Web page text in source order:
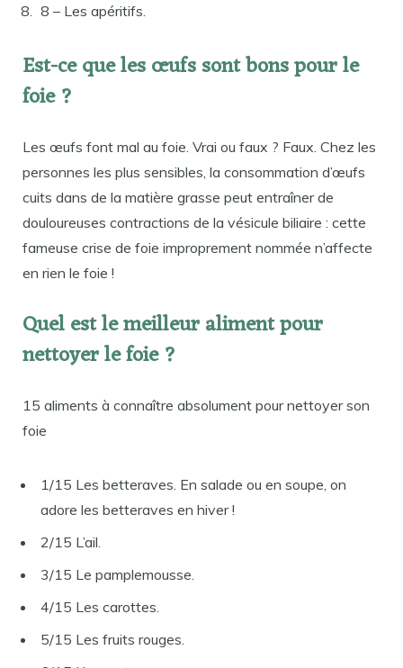
8 – Les apéritifs.
Est-ce que les œufs sont bons pour le
foie ?
Les œufs font mal au foie. Vrai ou faux ? Faux. Chez les
personnes les plus sensibles, la consommation d’œufs
cuits dans de la matière grasse peut entraîner de
douloureuses contractions de la vésicule biliaire : cette
fameuse crise de foie improprement nommée n’affecte
en rien le foie !
Quel est le meilleur aliment pour
nettoyer le foie ?
15 aliments à connaître absolument pour nettoyer son
foie
1/15 Les betteraves. En salade ou en soupe, on
adore les betteraves en hiver !
2/15 L’ail.
3/15 Le pamplemousse.
4/15 Les carottes.
5/15 Les fruits rouges.